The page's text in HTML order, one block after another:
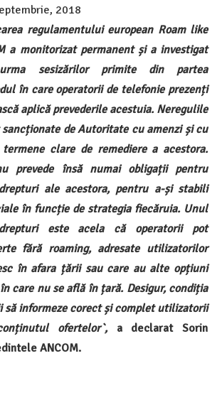
2018
regulamentului european Roam like
a monitorizat permanent și a investigat
sesizărilor primite din partea
în care operatorii de telefonie prezenți
aplică prevederile acestuia. Neregulile
de Autoritate cu amenzi și cu
clare de remediere a acestora.
prevede însă numai obligații pentru
ale acestora, pentru a-și stabili
în funcție de strategia fiecăruia. Unul
este acela că operatorii pot
fără roaming, adresate utilizatorilor
în afara țării sau care au alte opțiuni
care nu se află în țară. Desigur, condiția
să informeze corect și complet utilizatorii
ofertelor`, a declarat Sorin
ANCOM.